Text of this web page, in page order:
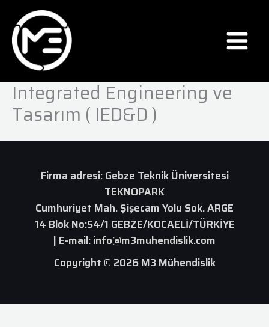
atla
Integrated Engineering ve
Tasarım ( IED&D )
Firma adresi: Gebze Teknik Üniversitesi
TEKNOPARK
Cumhuriyet Mah. Şişecam Yolu Sok. ARGE
14 Blok No:54/1 GEBZE/KOCAELİ/TÜRKİYE
| E-mail:info@m3muhendislik.com
Copyright © 2026 M3 Mühendislik